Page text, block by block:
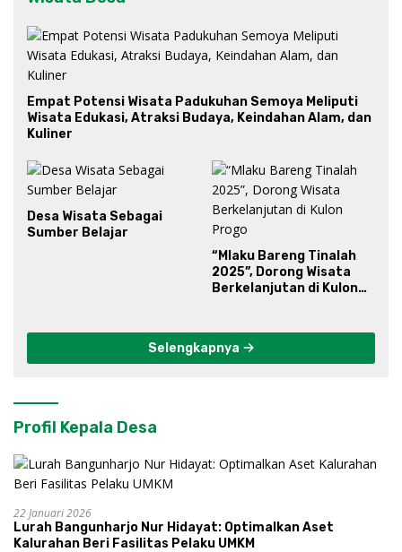
Empat Potensi Wisata Padukuhan Semoya Meliputi
Wisata Edukasi, Atraksi Budaya, Keindahan Alam, dan
Kuliner
Desa Wisata Sebagai
Sumber Belajar
“Mlaku Bareng Tinalah
2025”, Dorong Wisata
Berkelanjutan di Kulon
Selengkapnya
Profil Kepala Desa
22 Januari 2026
Lurah Bangunharjo Nur Hidayat: Optimalkan Aset
Kalurahan Beri Fasilitas Pelaku UMKM